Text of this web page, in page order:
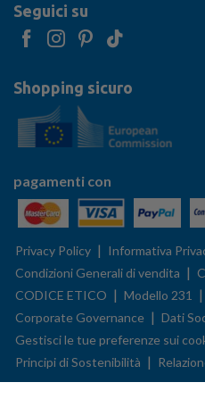
Seguici su
Shopping sicuro
pagamenti con
Privacy Policy | Informativa
Condizioni Generali di vendita |
CODICE ETICO | Modello 231 |
Corporate Governance | Dati
Gestisci le tue preferenze sui
Principi di Sostenibilità |